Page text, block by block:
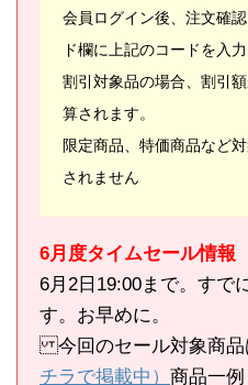
会員ログイン後、注文確
ド欄に上記のコードを入力
割引対象品の場合、割引
算されます。
限定商品、特価商品など
されません
6月度タイムセール情報
6月2日19:00まで。すで
す。お早めに。
今回のセール対象商品
チラで掲載中） 商品一例